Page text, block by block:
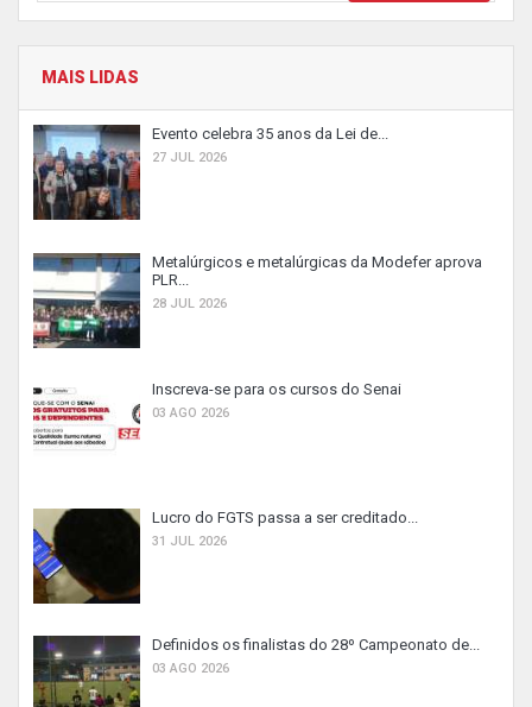
MAIS LIDAS
Evento celebra 35 anos da Lei de...
27 JUL 2026
Metalúrgicos e metalúrgicas da Modefer aprova
PLR...
28 JUL 2026
Inscreva-se para os cursos do Senai
03 AGO 2026
Lucro do FGTS passa a ser creditado...
31 JUL 2026
Definidos os finalistas do 28º Campeonato de...
03 AGO 2026